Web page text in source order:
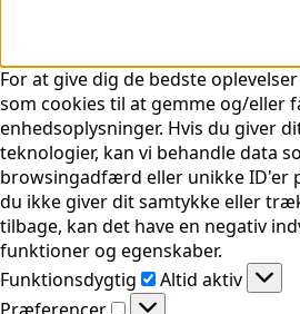
For at give dig de bedste
som cookies til at gemme og/eller
enhedsoplysninger. Hvis du giver
teknologier, kan vi behandle data
browsingadfærd eller unikke ID'er
du ikke giver dit samtykke eller
tilbage, kan det have en negativ
funktioner og egenskaber.
Funktionsdygtig
Funktionsdygtig
Altid aktiv
Præferencer